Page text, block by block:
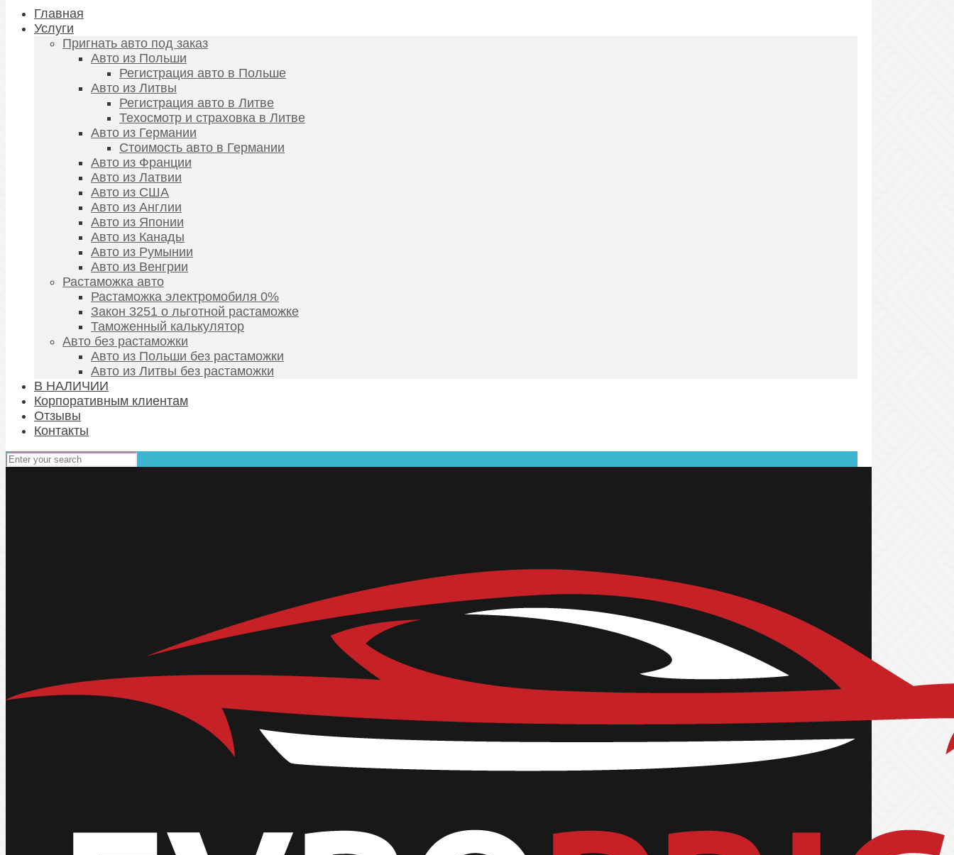
Главная
Услуги
Пригнать авто под заказ
Авто из Польши
Регистрация авто в Польше
Авто из Литвы
Регистрация авто в Литве
Техосмотр и страховка в Литве
Авто из Германии
Стоимость авто в Германии
Авто из Франции
Авто из Латвии
Авто из США
Авто из Англии
Авто из Японии
Авто из Канады
Авто из Румынии
Авто из Венгрии
Растаможка авто
Растаможка электромобиля 0%
Закон 3251 о льготной растаможке
Таможенный калькулятор
Авто без растаможки
Авто из Польши без растаможки
Авто из Литвы без растаможки
В НАЛИЧИИ
Корпоративным клиентам
Отзывы
Контакты